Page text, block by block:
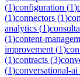
(1)configuration (1)
(1)connectors (1)
analytics (1)
(1)content-
improvement (1)
(1)contracts (3)
(1)conversational-ai